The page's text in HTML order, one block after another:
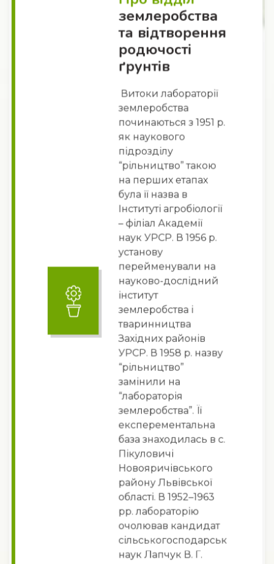
землеробства
та відтворення
родючості
ґрунтів
Витоки лабораторії
землеробства
починаються з 1951 р.
як наукового
підрозділу
“рільництво” такою
на перших етапах
була її назва в
Інституті агробіології
– філіал Академії
наук УРСР. В 1956 р.
установу
перейменували на
науково-дослідний
інститут
землеробства і
тваринництва
Західних районів
УРСР. В 1958 р. назву
“рільництво”
замінили на
“лабораторія
землеробства”. Її
експерементальна
база знаходилась в с.
Пікуловичі
Новояричівського
району Львівської
області. В 1952–1963
рр. лабораторію
очолював кандидат
сільськогосподарських
наук Лапчук В. Г.